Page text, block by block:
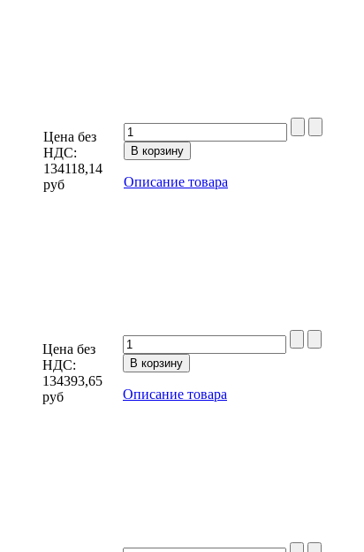
Цена без
НДС:
134118,14
руб
Описание товара
Цена без
НДС:
134393,65
руб
Описание товара